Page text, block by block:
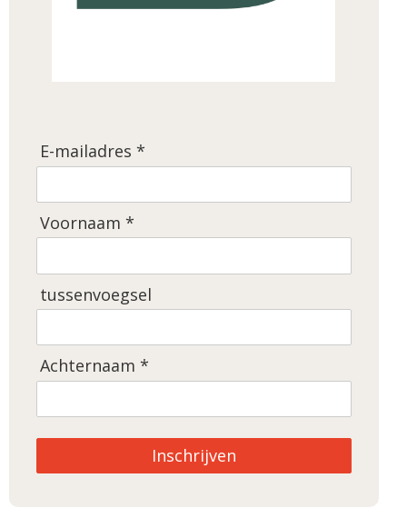
E-mailadres *
Voornaam *
tussenvoegsel
Achternaam *
Inschrijven